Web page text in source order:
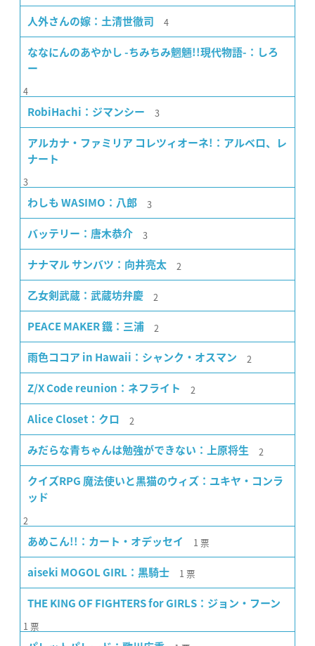
人外さんの嫁：土清世徹司 4
ななにんのあやかし -ちみちみ魍魎!!現代物語-：しろ
ー
4
RobiHachi：ジマンシー 3
アルカナ・ファミリア コレツィオーネ!：アルベロ、レ
ナート
3
わしも WASIMO：八郎 3
バッテリー：唐木恭介 3
ナナマル サンバツ：向井亮太 2
乙女剣武蔵：武蔵坊弁慶 2
PEACE MAKER 鐵：三浦 2
雨色ココア in Hawaii：シャンク・オスマン 2
Z/X Code reunion：ネフライト 2
Alice Closet：クロ 2
みだらな青ちゃんは勉強ができない：上原将生 2
クイズRPG 魔法使いと黒猫のウィズ：ユキヤ・コンラ
ッド
2
あめこん!!：カート・オデッセイ 1 票
aiseki MOGOL GIRL：黒騎士 1 票
THE KING OF FIGHTERS for GIRLS：ジョン・フーン
1 票